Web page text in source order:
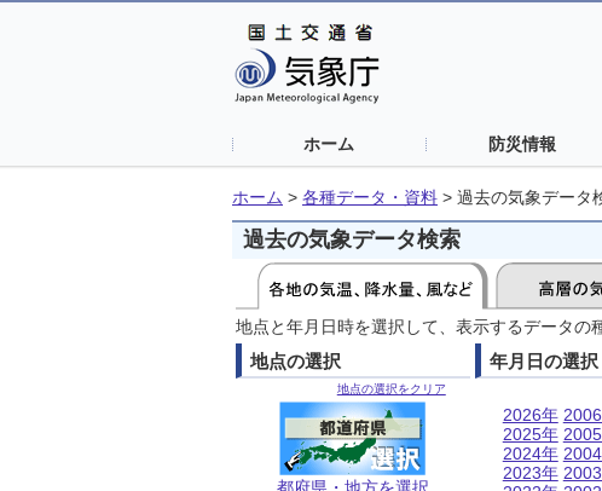
ホーム 防災情報
ホーム > 各種データ・資料 > 過去の気象データ
過去の気象データ検索
地点と年月日時を選択して、表示するデータの
地点の選択
地点の選択をクリア
年月日の選択
2026年
2025年
2024年
2023年